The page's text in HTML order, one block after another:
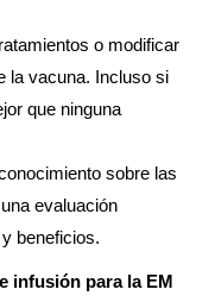
o modificar
la vacuna. Incluso si
que ninguna
sobre las
evaluación
beneficios.
infusión para la EM